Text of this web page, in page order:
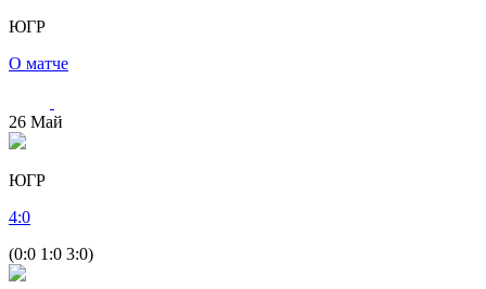
ЮГР
О матче
26 Май
ЮГР
4:0
(0:0 1:0 3:0)